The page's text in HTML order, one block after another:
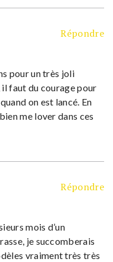
Répondre
pour un très joli
faut du courage pour
on est lancé. En
me lover dans ces
Répondre
mois d’un
je succomberais
vraiment très très